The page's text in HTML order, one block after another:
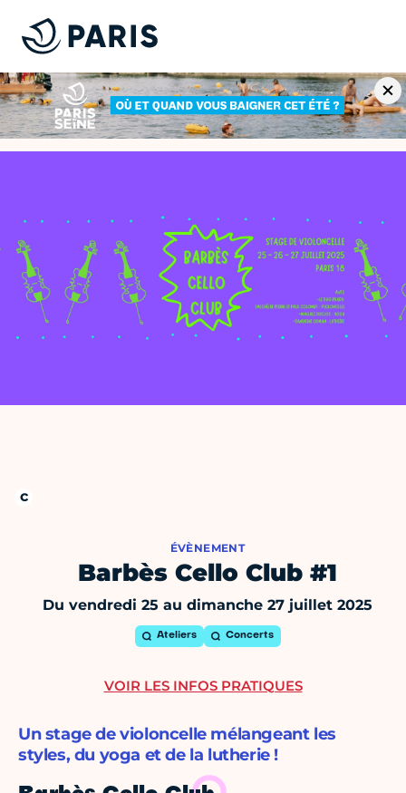
ÉVÈNEMENT
Barbès Cello Club #1
Du vendredi 25 au dimanche 27 juillet 2025
Ateliers Concerts
Un stage de violoncelle mélangeant les
styles, du yoga et de la lutherie !
VOIR LES INFOS PRATIQUES